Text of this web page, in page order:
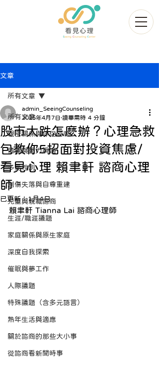
文章
所有文章
親密關係與伴侶諮商
情緒與壓力調適
多元性別
創傷失落與自尊重建
兒童與親職諮商
生涯/職涯議題
家庭關係與原生家庭
深度自我探索
催眠與夢工作
人際議題
特殊議題（含多元語言）
熟年生活與適應
關於諮商的那些大小事
從諮商看新聞時事
所有文章
股市大跌怎麼辦？心理急救
包教你5招面對投資焦慮/
看見心理 賴聿軒 諮商心理
師
admin_SeeingCounseling
2025年4月7日 讀畢需時 4 分鐘
已更新：1月4日
賴聿軒 Tianna Lai 諮商心理師